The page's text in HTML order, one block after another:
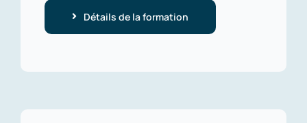
Détails de la formation